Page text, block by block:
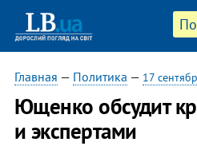
Главная — Политика — 17
Ющенко обсудит
и экспертами